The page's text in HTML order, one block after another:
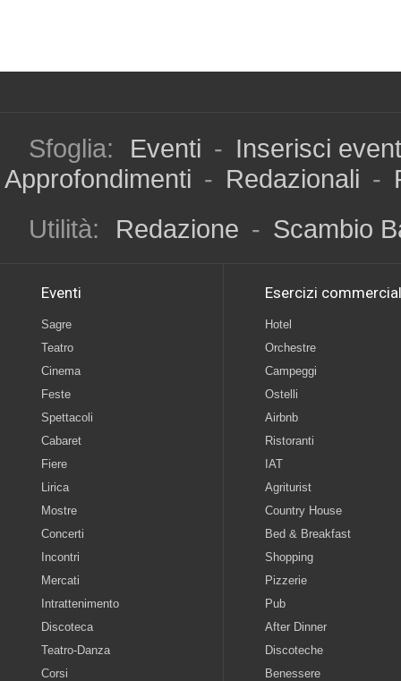
Sfoglia: Eventi - Inserisci
Approfondimenti - Redazionali -
Utilità:
Redazione - Scambio
Eventi
Sagre
Teatro
Cinema
Feste
Spettacoli
Cabaret
Fiere
Lirica
Mostre
Concerti
Incontri
Mercati
Intrattenimento
Discoteca
Teatro-Danza
Corsi
Esercizi
Hotel
Orchestre
Campeggi
Ostelli
Airbnb
Ristoranti
IAT
Agriturist
Country House
Bed & Breakfast
Shopping
Pizzerie
Pub
After Dinner
Discoteche
Benessere